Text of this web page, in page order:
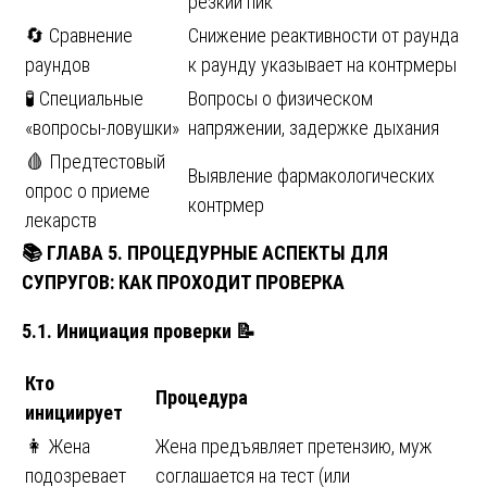
🔄 Сравнение
раундов
Снижение реактивности от раунда
к раунду указывает на контрмеры
🧪 Специальные
«вопросы-ловушки»
Вопросы о физическом
напряжении, задержке дыхания
🩸 Предтестовый
опрос о приеме
лекарств
Выявление фармакологических
контрмер
📚 ГЛАВА 5. ПРОЦЕДУРНЫЕ АСПЕКТЫ ДЛЯ
СУПРУГОВ: КАК ПРОХОДИТ ПРОВЕРКА
5.1. Инициация проверки 📝
Кто
инициирует
Процедура
👩 Жена
подозревает
Жена предъявляет претензию, муж
соглашается на тест (или